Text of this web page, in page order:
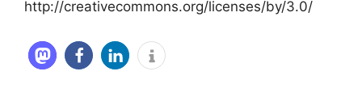
http://creativecommons.org/licenses/by/3.0/